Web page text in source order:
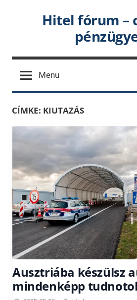
Hitel fórum –
Menu
CÍMKE: KIUTAZÁS
Ausztriába készülsz
mindenképp